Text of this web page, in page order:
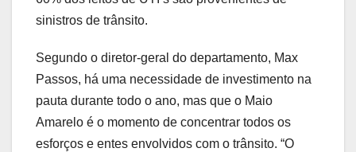
sinistros de trânsito.
Segundo o diretor-geral do departamento, Max
Passos, há uma necessidade de investimento na
pauta durante todo o ano, mas que o Maio
Amarelo é o momento de concentrar todos os
esforços e entes envolvidos com o trânsito. “O